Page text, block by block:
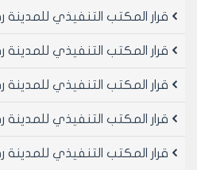
يتم العمل بهذا القرار مع غرفة
- وعلى موافقة أعضاء المكتب
18/1/2006م.
مادة1- تعتمد خطة تنظيم
قرار المكتب التنفيذي للمدينة رقم 12 لعام
قرار المكتب التنفيذي للمدينة رقم 134 لعام
قرار المكتب التنفيذي للمدينة رقم 14 لعام
قرار المكتب التنفيذي للمدينة رقم 158 لعام
قرار المكتب التنفيذي للمدينة رقم 162 لعام